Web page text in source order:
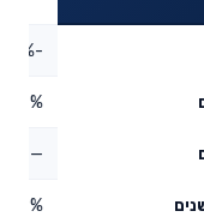
-2.38%
—